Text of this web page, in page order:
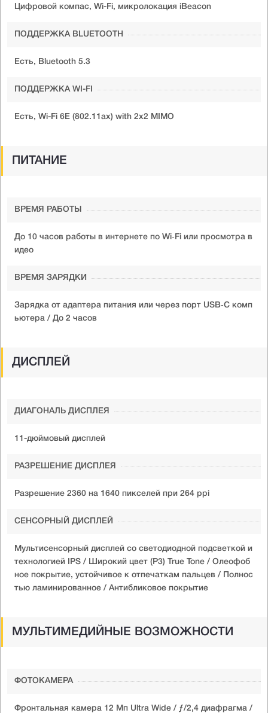
Цифровой компас, Wi-Fi, микролокация iBeacon
ПОДДЕРЖКА BLUETOOTH
Есть, Bluetooth 5.3
ПОДДЕРЖКА WI-FI
Есть, Wi-Fi 6E (802.11ax) with 2x2 MIMO
ПИТАНИЕ
ВРЕМЯ РАБОТЫ
До 10 часов работы в интернете по Wi‑Fi или просмотра в
идео
ВРЕМЯ ЗАРЯДКИ
Зарядка от адаптера питания или через порт USB‑C комп
ьютера / До 2 часов
ДИСПЛЕЙ
ДИАГОНАЛЬ ДИСПЛЕЯ
11-дюймовый дисплей
РАЗРЕШЕНИЕ ДИСПЛЕЯ
Разрешение 2360 на 1640 пикселей при 264 ppi
СЕНСОРНЫЙ ДИСПЛЕЙ
Мультисенсорный дисплей со светодиодной подсветкой и
технологией IPS / Широкий цвет (P3) True Tone / Олеофоб
ное покрытие, устойчивое к отпечаткам пальцев / Полнос
тью ламинированное / Антибликовое покрытие
МУЛЬТИМЕДИЙНЫЕ ВОЗМОЖНОСТИ
ФОТОКАМЕРА
Фронтальная камера 12 Мп Ultra Wide / ƒ/2,4 диафрагма /